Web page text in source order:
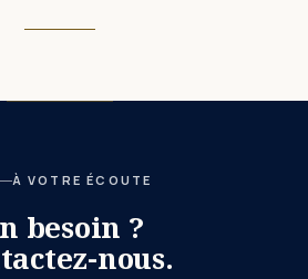
À VOTRE ÉCOUTE
besoin ?
nous.